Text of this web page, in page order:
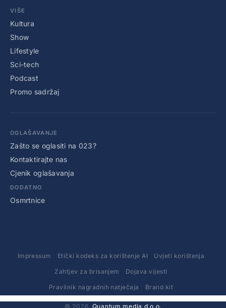
VIŠE
Kultura
Show
Lifestyle
Sci-tech
Podcast
Promo sadržaj
OGLAŠAVANJE
Zašto se oglasiti na 023?
Kontaktirajte nas
Cjenik oglašavanja
DODATNO
Osmrtnice
Impressum Etički kodeks za korištenje AI Uvjeti korištenja
Zahtjev za brisanjem Dojava vijesti
Pravilnik nagradnih natječaja Brand kit
© 2026. Quantum media d.o.o.